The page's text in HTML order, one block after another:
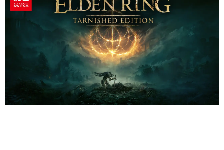
日本モバイルゲーム産業史
日本のモバイルゲーム史における主要なトピック・タイト
ルを網羅するほか、開発者へのインタビューや識者による
解説を掲載。約20年の歴史が一望できる決定版！
若ゲのいたり〜ゲームクリエイターの青春〜
『うつヌケ』『ペンと箸』等で知られるマンガ家・田中圭
一先生によるゲーム業界レポートマンガです。
なんでゲームは面白い？
ゲーム開発者・hamatsu氏がゲームの魅力を画面や操作の
具体的な形から解き明かしていく、硬派で骨太な評論連載